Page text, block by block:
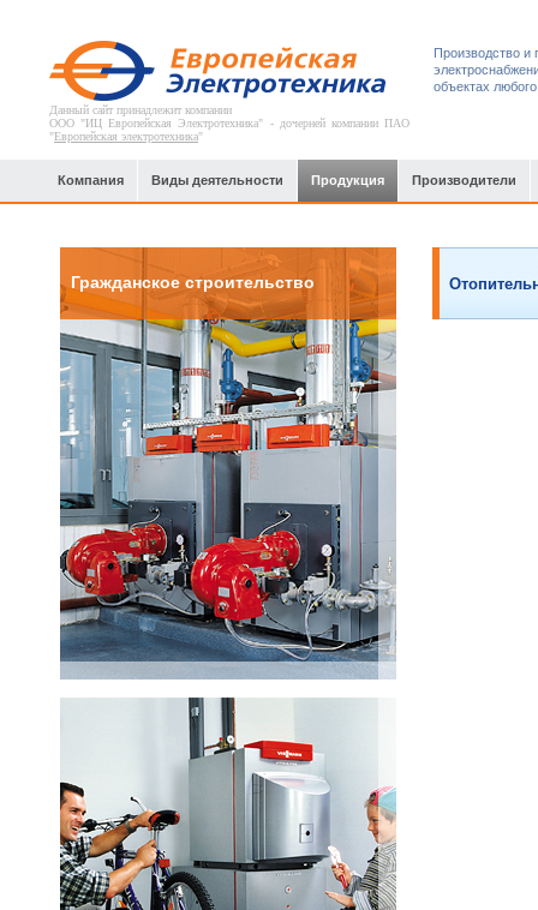
Данный сайт принадлежит компании
ООО "ИЦ Европейская Электротехника" - дочерней компании ПАО
"Европейская электротехника"
Производство и
объектах
Компания Виды деятельности Продукция Производители
Гражданское строительство